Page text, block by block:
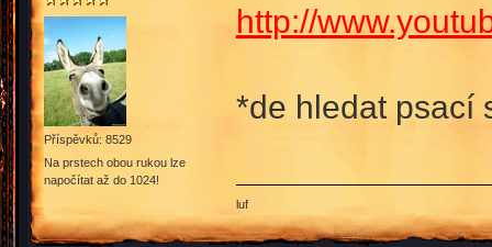
Příspěvků: 8529
Na prstech obou rukou lze
napočítat až do 1024!
http://
*de hledat psací
luf